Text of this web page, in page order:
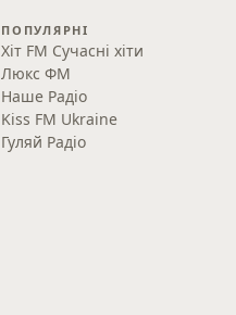
ПОПУЛЯРНІ
Хіт FM Сучасні хіти
Люкс ФМ
Наше Радіо
Kiss FM Ukraine
Гуляй Радіо